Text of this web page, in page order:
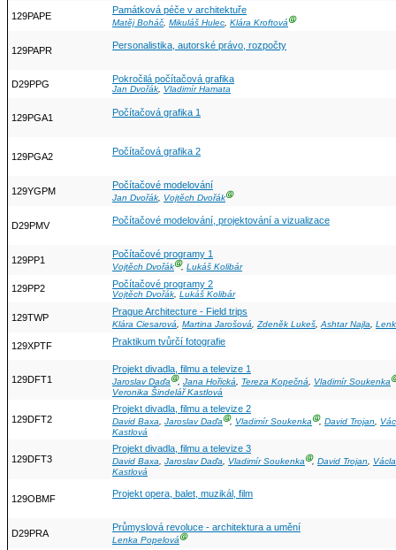
129PAPE
Památková péče v architektuře
Matěj Boháč, Mikuláš Hulec, Klára KroftováⒼ
129PAPR Personalistika, autorské právo, rozpočty
D29PPG Pokročilá počítačová grafika
Jan Dvořák, Vladimír Hamata
129PGA1 Počítačová grafika 1
129PGA2 Počítačová grafika 2
129YGPM
Počítačové modelování
Jan Dvořák, Vojtěch DvořákⒼ
D29PMV Počítačové modelování, projektování a vizualizace
129PP1
Počítačové programy 1
Vojtěch DvořákⒼ, Lukáš Kolibár
129PP2 Počítačové programy 2
Vojtěch Dvořák, Lukáš Kolibár
129TWP
Prague Architecture - Field trips
Klára Ciesarová, Martina Jarošová,Zdeněk Lukeš,Ashtar Najla,
129XPTF Praktikum tvůrčí fotografie
129DFT1
Projekt divadla, filmu a televize 1
Jaroslav DaďaⒼ, Jana Hořická, Tereza Kopečná, Vladimír Soukenka
Veronika Šindelář Kastlová
129DFT2
Projekt divadla, filmu a televize 2
David Baxa, Jaroslav DaďaⒼ, Vladimír SoukenkaⒼ, David Trojan,
Kastlová
129DFT3
Projekt divadla, filmu a televize 3
David Baxa, Jaroslav Daďa, Vladimír SoukenkaⒼ, David Trojan,
Kastlová
129OBMF Projekt opera, balet, muzikál, film
D29PRA
Průmyslová revoluce - architektura a umění
Lenka PopelováⒼ